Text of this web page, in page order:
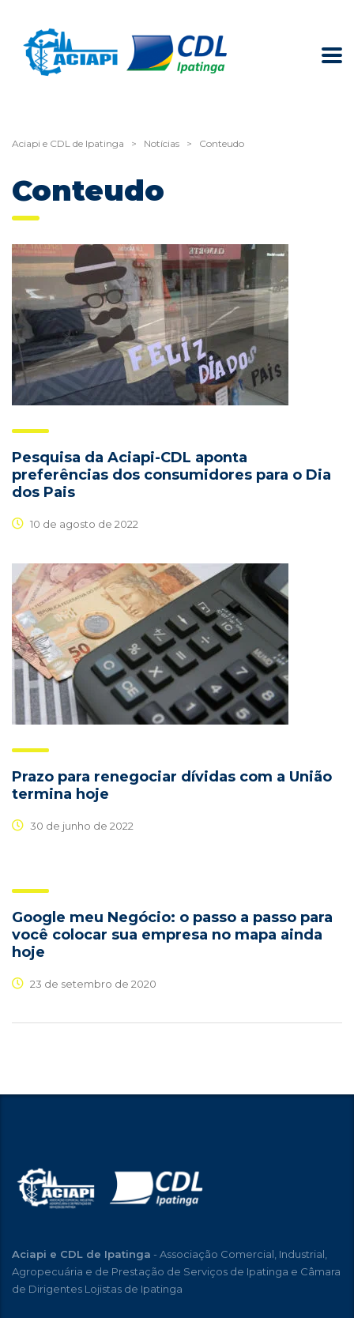
Aciapi e CDL de Ipatinga > Notícias > Conteudo
Conteudo
Pesquisa da Aciapi-CDL aponta
preferências dos consumidores para o Dia
dos Pais
10 de agosto de 2022
Prazo para renegociar dívidas com a União
termina hoje
30 de junho de 2022
Google meu Negócio: o passo a passo para
você colocar sua empresa no mapa ainda
hoje
23 de setembro de 2020
Aciapi e CDL de Ipatinga - Associação Comercial, Industrial,
Agropecuária e de Prestação de Serviços de Ipatinga e Câmara
de Dirigentes Lojistas de Ipatinga